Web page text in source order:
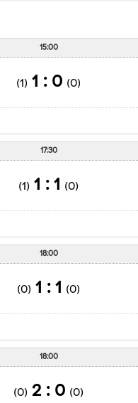
15:00
(0)
0 : 1
(1)
17:30
(0)
1 : 1
(1)
18:00
(0)
1 : 1
(0)
18:00
(0)
0 : 2
(0)